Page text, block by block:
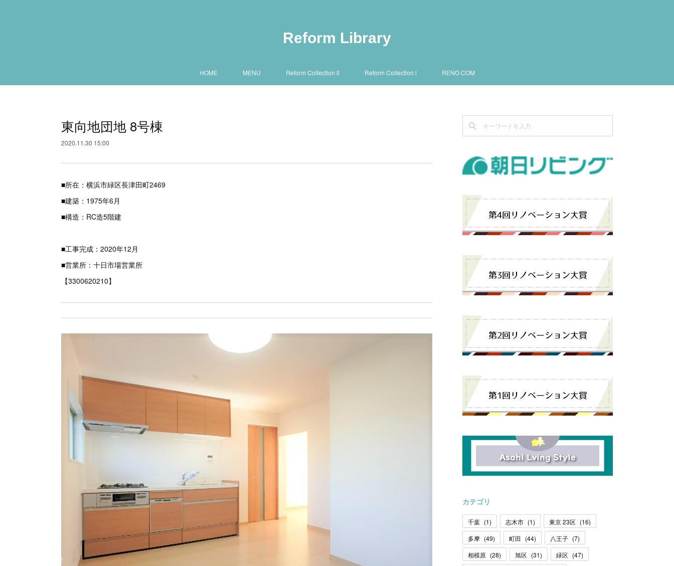
Reform Library
HOME MENU Reform Collection Ⅱ Reform Collection Ⅰ RENO COM
東向地団地 8号棟
2020.11.30 15:00
■所在：横浜市緑区長津田町2469
■建築：1975年6月
■構造：RC造5階建
■工事完成：2020年12月
■営業所：十日市場営業所
【3300620210】
カテゴリ
千葉 (1) 志木市 (1) 東京 23区 (16)
多摩 (49) 町田 (44) 八王子 (7)
相模原 (28) 旭区 (31) 緑区 (47)